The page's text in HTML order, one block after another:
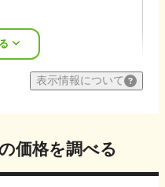
月
表示情報について
価格を調べる